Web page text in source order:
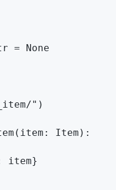
= None
" )
( item : Item ):
item}